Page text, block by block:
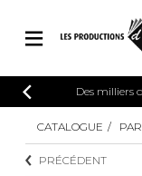
CATALOGUE
Explorez notre
riche en œuvres
arrangements de
Des milliers
CATALOGUE
PRÉCÉDENT